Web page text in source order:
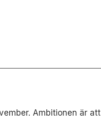
Ambitionen är att